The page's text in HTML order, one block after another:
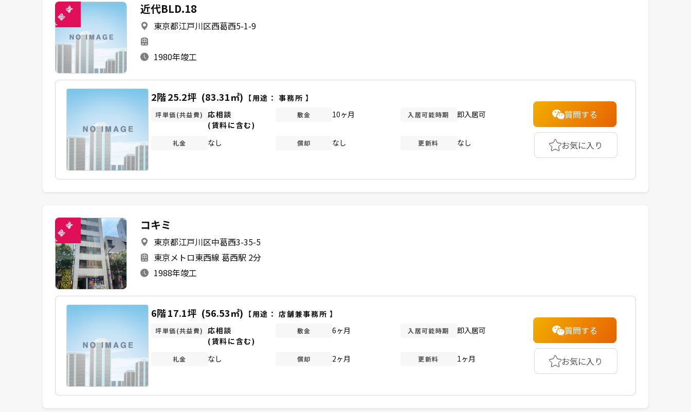
未
閲
覧 近代BLD.18
東京都江戸川区西葛西5-1-9
1980年竣工
2階25.2坪 (83.31㎡) 【用途：事務所 】
坪単価(共益費)
応相談
(賃料に含む)
敷金 10ヶ月 入居可能時期 即入居可
礼金 なし 償却 なし 更新料 なし
質問する
お気に入り
未
閲
覧 コキミ
東京都江戸川区中葛西3-35-5
東京メトロ東西線 葛西駅 2分
1988年竣工
6階17.1坪 (56.53㎡) 【用途：店舗兼事務所 】
坪単価(共益費)
応相談
(賃料に含む)
敷金 6ヶ月 入居可能時期 即入居可
礼金 なし 償却 2ヶ月 更新料 1ヶ月
質問する
お気に入り